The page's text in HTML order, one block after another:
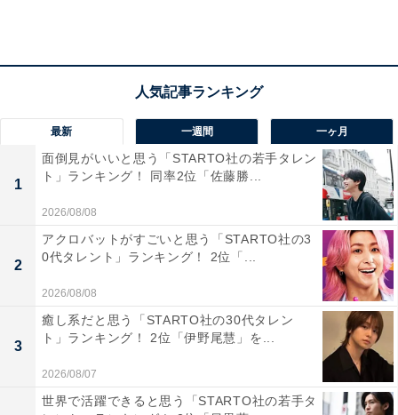
回答者からは、「ピザの大会で優勝された方の特別メニ
ューがあった時めちゃくちゃ美味しかった（44歳女性／
京都府）」「生地が本格的で美味しいです。シンプルで
本場のピザという感じが宅配や冷凍と全然違うので（35
歳女性／東京都）」「生地の食感が好きだから（59歳男
性／東京都）」などの意見が寄せられました。
最新 一週間 一ヶ月
1
面倒見がいいと思う「STARTO社の若手タレン
ト」ランキング！ 同率2位「佐藤勝...
2026/08/08
2
アクロバットがすごいと思う「STARTO社の3
0代タレント」ランキング！ 2位「...
2026/08/08
3
癒し系だと思う「STARTO社の30代タレン
ト」ランキング！ 2位「伊野尾慧」を...
2026/08/07
世界で活躍できると思う「STARTO社の若手タ